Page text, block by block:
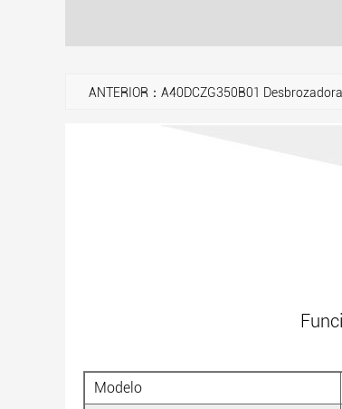
ANTERIOR：A40DCZG350B01 Desbrozadora
Modelo